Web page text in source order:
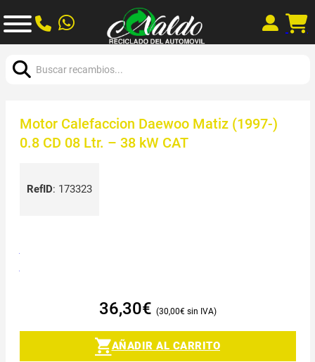
Motor Calefaccion Daewoo Matiz (1997-)
0.8 CD 08 Ltr. – 38 kW CAT
RefID: 173323
36,30€ 30,00€
AÑADIR AL CARRITO